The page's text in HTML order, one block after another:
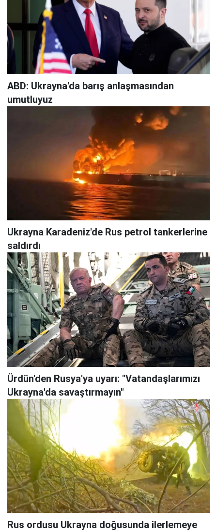
ABD: Ukrayna'da barış anlaşmasından
umutluyuz
Ukrayna Karadeniz'de Rus petrol tankerlerine
saldırdı
Ürdün'den Rusya'ya uyarı: "Vatandaşlarımızı
Ukrayna'da savaştırmayın"
Rus ordusu Ukrayna doğusunda ilerlemeye